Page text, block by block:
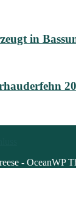
in
- OceanWP